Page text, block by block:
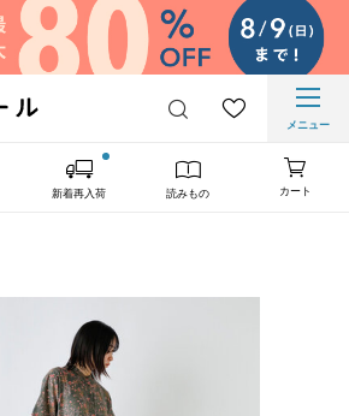
メニュー
新着再入荷 読みもの カート